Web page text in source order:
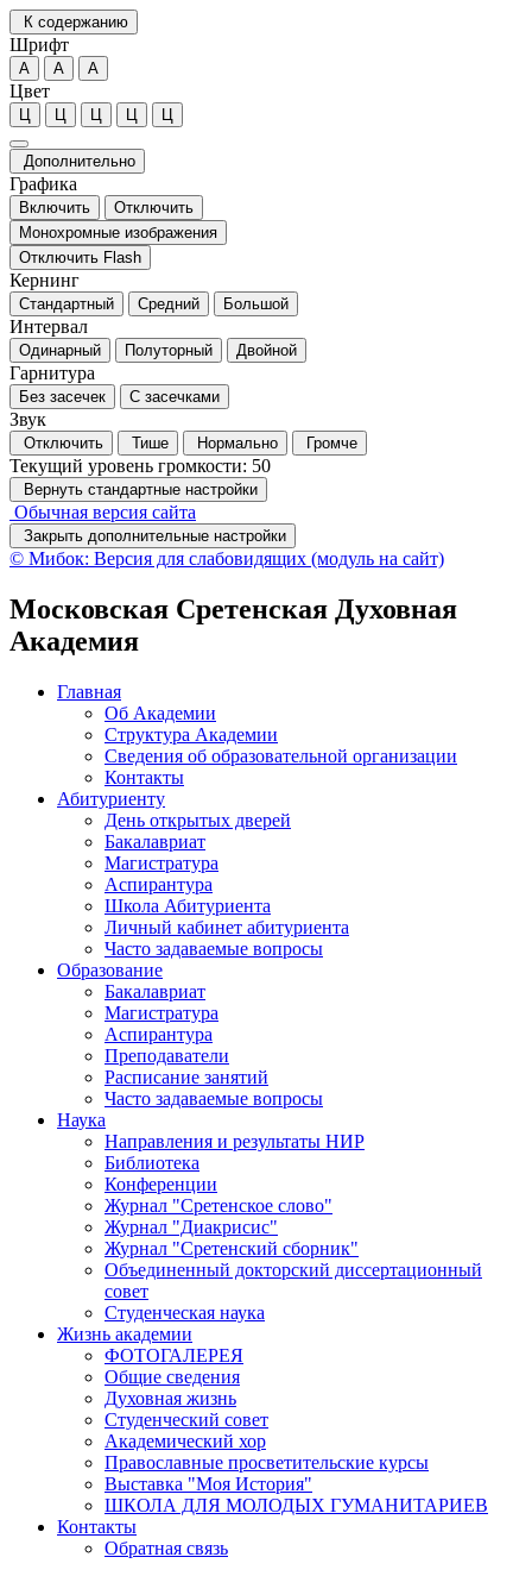
К содержанию
Шрифт
А А А
Цвет
Ц Ц Ц Ц Ц
Дополнительно
Графика
Включить
Отключить
Монохромные изображения
Отключить Flash
Кернинг
Стандартный Средний Большой
Интервал
Одинарный Полуторный Двойной
Гарнитура
Без засечек С засечками
Звук
Отключить Тише Нормально Громче
Текущий уровень громкости: 50
Вернуть стандартные настройки
Обычная версия сайта
Закрыть дополнительные настройки
© Мибок: Версия для слабовидящих (модуль на сайт)
Московская Сретенская Духовная
Академия
Главная
Об Академии
Структура Академии
Сведения об образовательной организации
Контакты
Абитуриенту
День открытых дверей
Бакалавриат
Магистратура
Аспирантура
Школа Абитуриента
Личный кабинет абитуриента
Часто задаваемые вопросы
Образование
Бакалавриат
Магистратура
Аспирантура
Преподаватели
Расписание занятий
Часто задаваемые вопросы
Наука
Направления и результаты НИР
Библиотека
Конференции
Журнал "Сретенское слово"
Журнал "Диакрисис"
Журнал "Сретенский сборник"
Объединенный докторский диссертационный
совет
Студенческая наука
Жизнь академии
ФОТОГАЛЕРЕЯ
Общие сведения
Духовная жизнь
Студенческий совет
Академический хор
Православные просветительские курсы
Выставка "Моя История"
ШКОЛА ДЛЯ МОЛОДЫХ ГУМАНИТАРИЕВ
Контакты
Обратная связь